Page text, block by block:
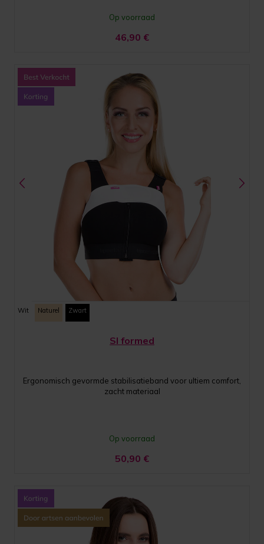
Op voorraad
46,90 €
Wit Naturel Zwart
SI formed
Ergonomisch gevormde stabilisatieband voor ultiem comfort,
zacht materiaal
Op voorraad
50,90 €